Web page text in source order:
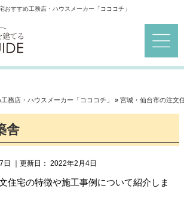
おすすめ工務店・ハウスメーカー「コココチ」
務店・ハウスメーカー「コココチ」 » 宮城・仙台市の注文
舎
日 ｜更新日： 2022年2月4日
住宅の特徴や施工事例について紹介しま